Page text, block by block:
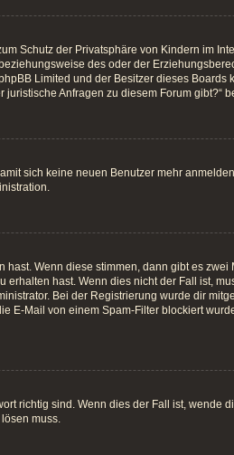
Schutz der Privatsphäre von Kindern im
des oder der
Limited und der Besitzer dieses
Anfragen zu diesem Forum gibt?“
sich keine neuen Benutzer mehr
Wenn diese stimmen, dann gibt es zwei
hast. Wenn dies nicht der Fall ist,
Bei der Registrierung wurde dir
E-Mail von einem Spam-Filter blockiert
richtig sind. Wenn dies der Fall ist,
muss.